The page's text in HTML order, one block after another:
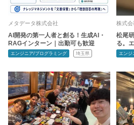
メタデータ株式会社
AI開発の第一人者と創る！生成AI・
RAGインターン｜出勤可も歓迎
エンジニア/プログラミング 埼玉県
株式会
松尾
る。
エンジ